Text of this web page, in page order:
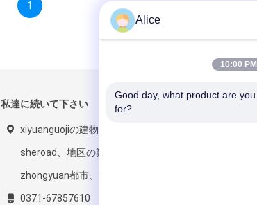
1
私達に続いて下さい
xiyuanguojiの建物、jian
sheroad、地区の鄭州
zhongyuan都市、河南
0371-67857610
メールでお問い合
Alice
10:00 PM
Good day, what product are
for?